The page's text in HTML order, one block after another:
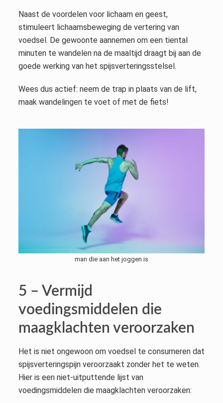
Naast de voordelen voor lichaam en geest,
stimuleert lichaamsbeweging de vertering van
voedsel. De gewoonte aannemen om een tiental
minuten te wandelen na de maaltijd draagt bij aan de
goede werking van het spijsverteringsstelsel.
Wees dus actief: neem de trap in plaats van de lift,
maak wandelingen te voet of met de fiets!
man die aan het joggen is
5 – Vermijd
voedingsmiddelen die
maagklachten veroorzaken
Het is niet ongewoon om voedsel te consumeren dat
spijsverteringspijn veroorzaakt zonder het te weten.
Hier is een niet-uitputtende lijst van
voedingsmiddelen die maagklachten veroorzaken: